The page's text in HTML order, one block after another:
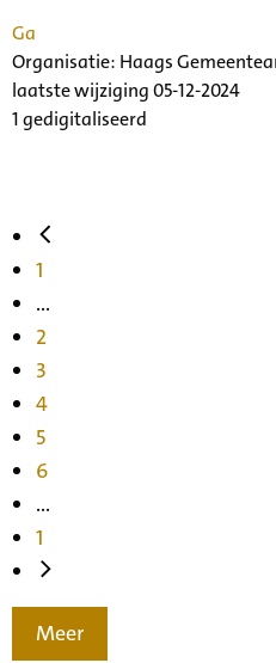
Ga
Organisatie: Haags
laatste wijziging 05-12-2024
1 gedigitaliseerd
1
...
2
3
4
5
6
...
1
Meer